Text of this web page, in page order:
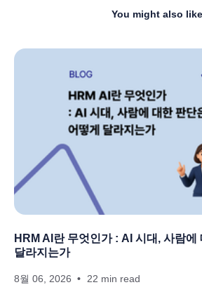
You might also like
HRM AI란 무엇인가 : AI 시대, 사람에
달라지는가
8월 06, 2026 22 min read